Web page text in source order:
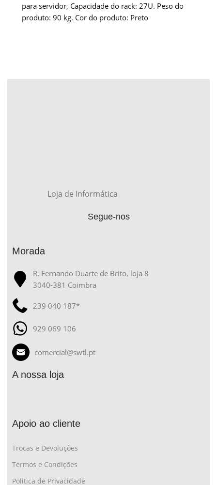
para servidor, Capacidade do rack: 27U. Peso do
produto: 90 kg. Cor do produto: Preto
Loja de Informática
Segue-nos
Morada
R. Fernando Duarte de Brito, loja 8
3040-381 Coimbra
239 040 187*
929 069 106
comercial@swtl.pt
A nossa loja
Apoio ao cliente
Trocas e Devoluções
Termos e Condições
Politica de Privacidade